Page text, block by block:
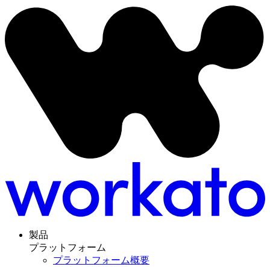
製品
プラットフォーム
プラットフォーム概要